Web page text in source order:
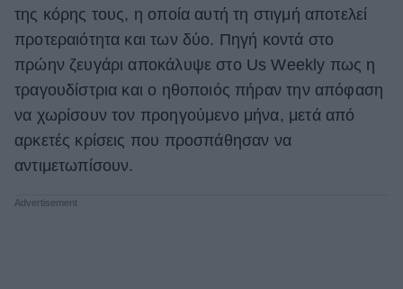
της κόρης τους, η οποία αυτή τη στιγμή αποτελεί
προτεραιότητα και των δύο. Πηγή κοντά στο
πρώην ζευγάρι αποκάλυψε στο Us Weekly πως η
τραγουδίστρια και ο ηθοποιός πήραν την απόφαση
να χωρίσουν τον προηγούμενο μήνα, μετά από
αρκετές κρίσεις που προσπάθησαν να
αντιμετωπίσουν.